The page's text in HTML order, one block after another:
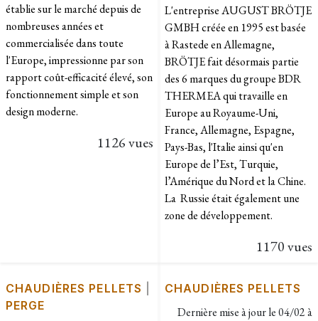
établie sur le marché depuis de
nombreuses années et
commercialisée dans toute
l'Europe, impressionne par son
rapport coût-efficacité élevé, son
fonctionnement simple et son
design moderne.
1126 vues
L'entreprise AUGUST BRÖTJE
GMBH créée en 1995 est basée
à Rastede en Allemagne,
BRÖTJE fait désormais partie
des 6 marques du groupe BDR
THERMEA qui travaille en
Europe au Royaume-Uni,
France, Allemagne, Espagne,
Pays-Bas, l'Italie ainsi qu'en
Europe de l’Est, Turquie,
l’Amérique du Nord et la Chine.
La Russie était également une
zone de développement.
1170 vues
CHAUDIÈRES PELLETS
PERGE
CHAUDIÈRES PELLETS
Dernière mise à jour le04/02 à